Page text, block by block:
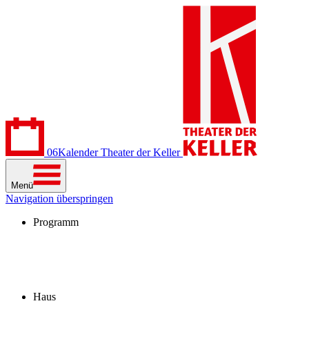
06Kalender Theater der Keller
Menü
Navigation überspringen
Programm
Haus